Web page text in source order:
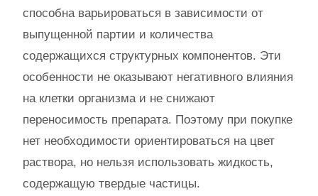
способна варьироваться в зависимости от
выпущенной партии и количества
содержащихся структурных компонентов. Эти
особенности не оказывают негативного влияния
на клетки организма и не снижают
переносимость препарата. Поэтому при покупке
нет необходимости ориентироваться на цвет
раствора, но нельзя использовать жидкость,
содержащую твердые частицы.